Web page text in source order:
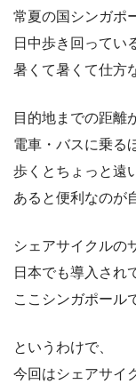
常夏の国シンガポ
日中歩き回ってい
暑くて暑くて仕方
目的地までの距離
電車・バスに乗る
歩くとちょっと遠
あると便利なのが
シェアサイクルの
日本でも導入され
ここシンガポール
というわけで、
今回はシェアサイ